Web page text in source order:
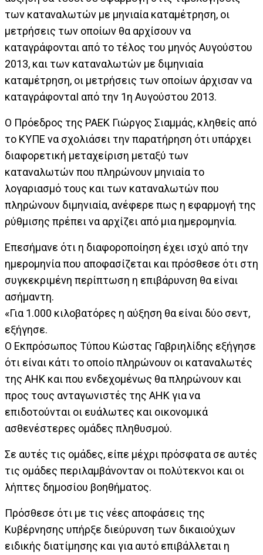
των καταναλωτών με μηνιαία καταμέτρηση, οι
μετρήσεις των οποίων θα αρχίσουν να
καταγράφονται από το τέλος του μηνός Αυγούστου
2013, και των καταναλωτών με διμηνιαία
καταμέτρηση, οι μετρήσεις των οποίων άρχισαν να
καταγράφονταΙ από την 1η Αυγούστου 2013.
Ο Πρόεδρος της ΡΑΕΚ Γιώργος Σιαμμάς, κληθείς από
το ΚΥΠΕ να σχολιάσει την παρατήρηση ότι υπάρχει
διαφορετική μεταχείριση μεταξύ των
καταναλωτών που πληρώνουν μηνιαία το
λογαριασμό τους και των καταναλωτών που
πληρώνουν διμηνιαία, ανέφερε πως η εφαρμογή της
ρύθμισης πρέπει να αρχίζει από μια ημερομηνία.
Επεσήμανε ότι η διαφοροποίηση έχει ισχύ από την
ημερομηνία που αποφασίζεται και πρόσθεσε ότι στη
συγκεκριμένη περίπτωση η επιβάρυνση θα είναι
ασήμαντη.
«Για 1.000 κιλοβατόρες η αύξηση θα είναι δύο σεντ,
εξήγησε.
Ο Εκπρόσωπος Τύπου Κώστας Γαβριηλίδης εξήγησε
ότι είναι κάτι το οποίο πληρώνουν οι καταναλωτές
της ΑΗΚ και που ενδεχομένως θα πληρώνουν και
προς τους ανταγωνιστές της ΑΗΚ για να
επιδοτούνται οι ευάλωτες και οικονομικά
ασθενέστερες ομάδες πληθυσμού.
Σε αυτές τις ομάδες, είπε μέχρι πρόσφατα σε αυτές
τις ομάδες περιλαμβάνονταν οι πολύτεκνοι και οι
λήπτες δημοσίου βοηθήματος.
Πρόσθεσε ότι με τις νέες αποφάσεις της
Κυβέρνησης υπήρξε διεύρυνση των δικαιούχων
ειδικής διατίμησης και για αυτό επιβάλλεται η